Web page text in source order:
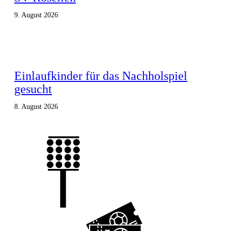
9. August 2026
Einlaufkinder für das Nachholspiel
gesucht
8. August 2026